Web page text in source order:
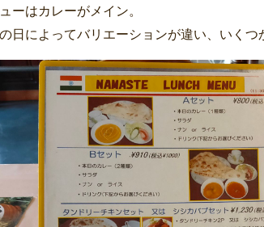
ーはカレーがメイン。
日によってバリエーションが違い、いくつ